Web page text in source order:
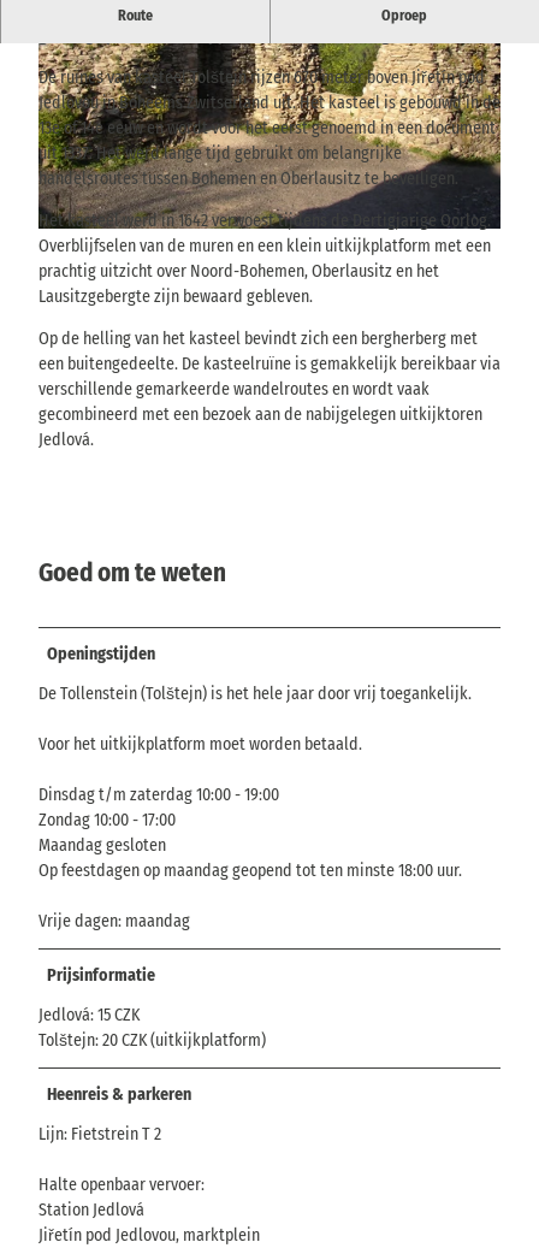
© České Švýcarsko, o. p. s., ? | CC-BY-SA
© Mirek256 – Vlastní dílo / Wikipedia Lizenz BY SA | CC-BY
Route Oproep
Gemakkelijk toegankelijke kasteelruïne met uitzichtpunt en
De ruïnes van kasteel Tolštejn rijzen 670 meter boven Jiřetín pod
Jedlovou in Boheems Zwitserland uit. Het kasteel is gebouwd in de
13e of 14e eeuw en wordt voor het eerst genoemd in een document
uit 1337. Het werd lange tijd gebruikt om belangrijke
handelsroutes tussen Bohemen en Oberlausitz te beveiligen.
Het kasteel werd in 1642 verwoest tijdens de Dertigjarige Oorlog.
Overblijfselen van de muren en een klein uitkijkplatform met een
prachtig uitzicht over Noord-Bohemen, Oberlausitz en het
Lausitzgebergte zijn bewaard gebleven.
Op de helling van het kasteel bevindt zich een bergherberg met
een buitengedeelte. De kasteelruïne is gemakkelijk bereikbaar via
verschillende gemarkeerde wandelroutes en wordt vaak
gecombineerd met een bezoek aan de nabijgelegen uitkijktoren
Jedlová.
Goed om te weten
Openingstijden
De Tollenstein (Tolštejn) is het hele jaar door vrij toegankelijk.
Voor het uitkijkplatform moet worden betaald.
Dinsdag t/m zaterdag 10:00 - 19:00
Zondag 10:00 - 17:00
Maandag gesloten
Op feestdagen op maandag geopend tot ten minste 18:00 uur.
Vrije dagen: maandag
Prijsinformatie
Jedlová: 15 CZK
Tolštejn: 20 CZK (uitkijkplatform)
Heenreis & parkeren
Lijn: Fietstrein T 2
Halte openbaar vervoer:
Station Jedlová
Jiřetín pod Jedlovou, marktplein